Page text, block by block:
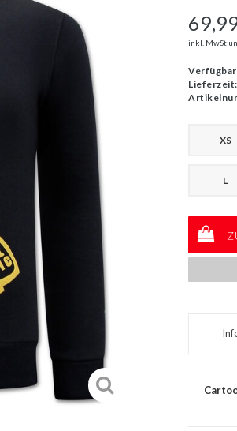
inkl. MwSt
Lieferzeit:
XS
L